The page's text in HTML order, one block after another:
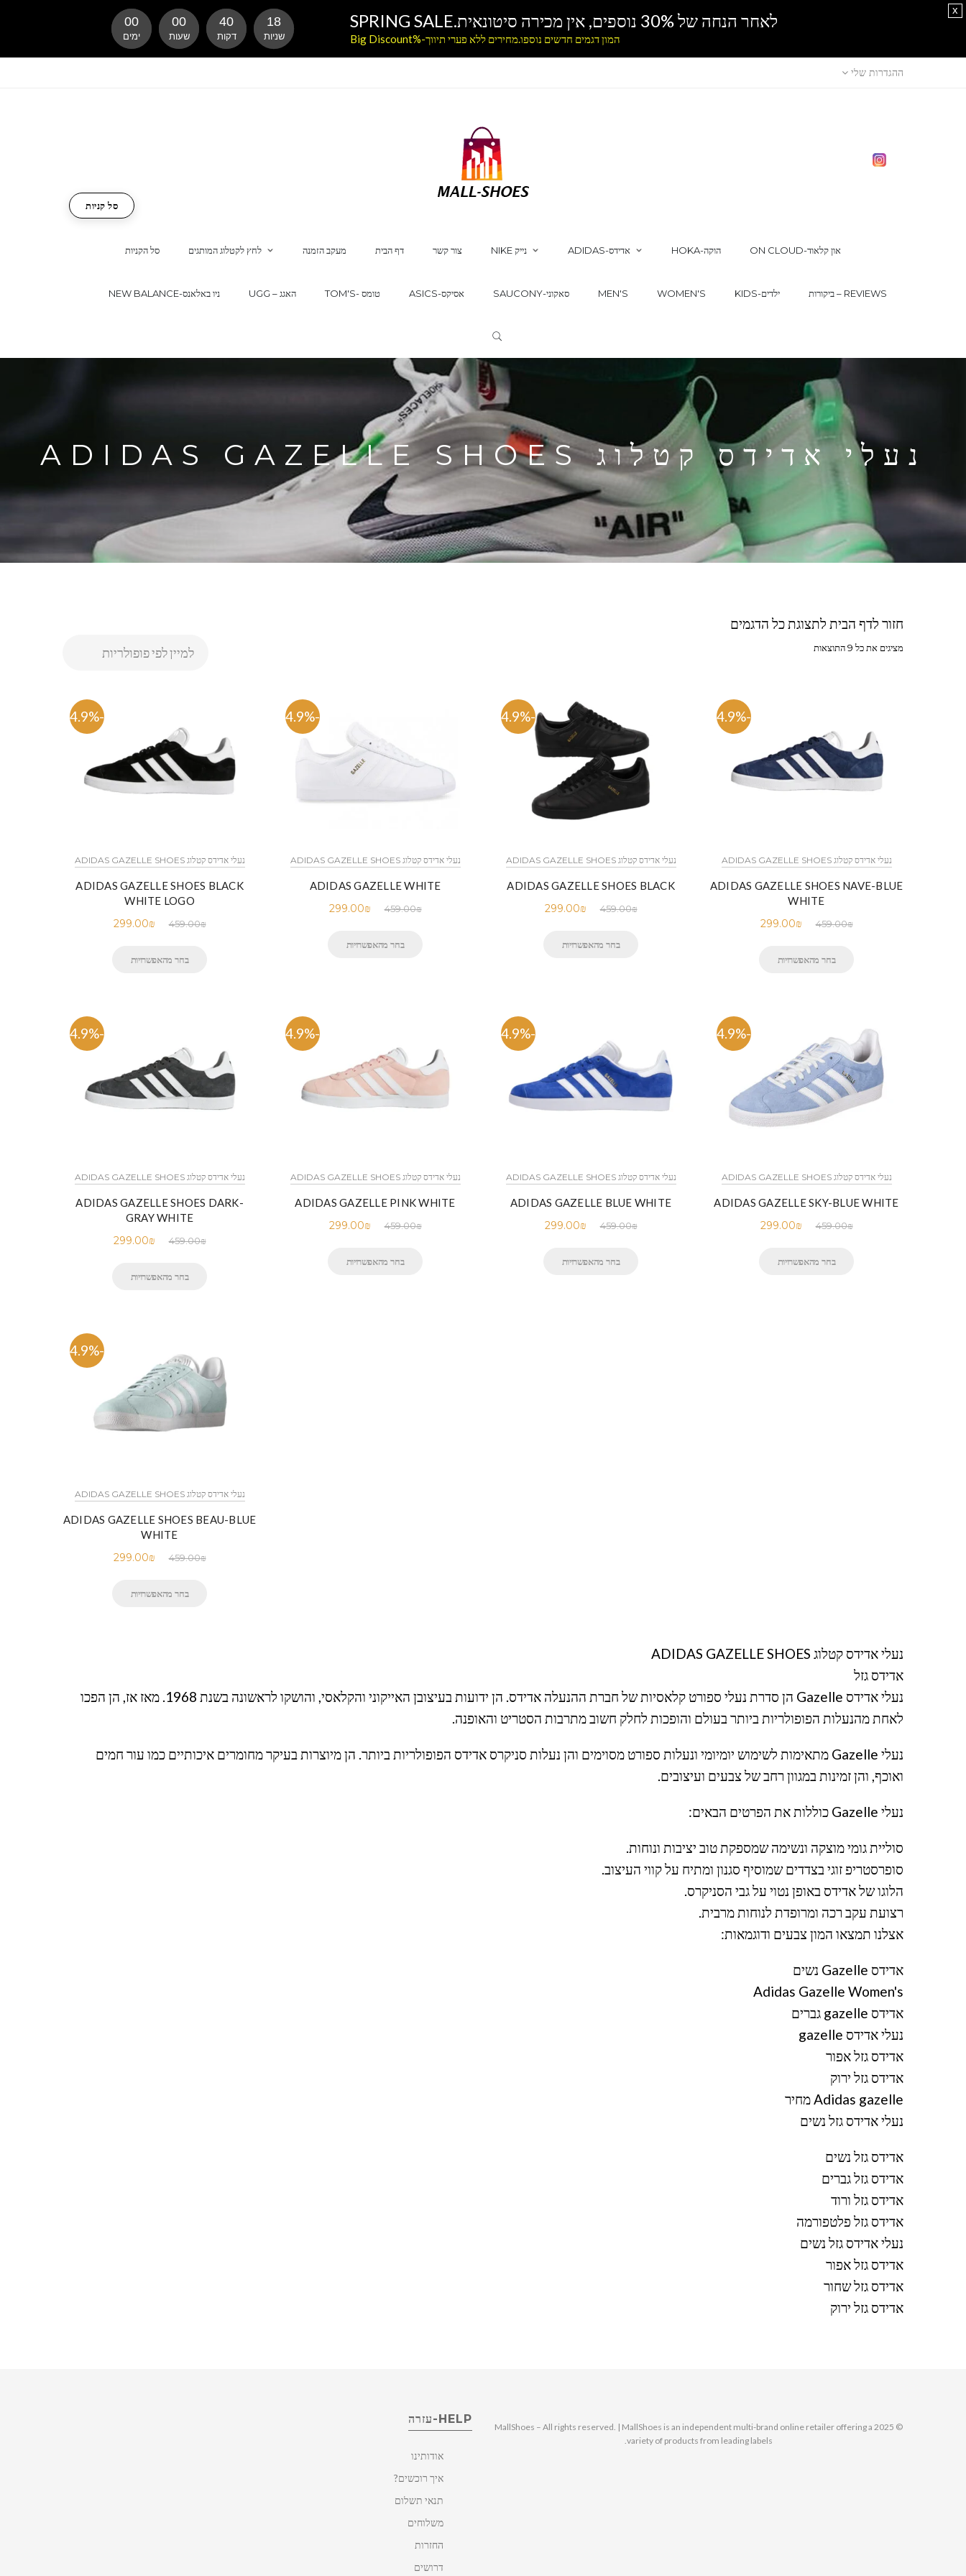
ההגדרות שלי
סל הקניות לחץ לקטלוג המותגים מעקב הזמנה דף הבית צור קשר NIKE נייק ADIDAS-אדידס HOKA-הוקה ON CLOUD-און קלאוד
NEW BALANCE-ניו באלאנס UGG – האגג TOM'S- טומס ASICS-אסיקס SAUCONY-סאקוני MEN'S WOMEN'S KIDS-ילדים ביקורות – REVIEWS
סל קניות
נעלי אדידס קטלוג ADIDAS GAZELLE SHOES
חזור לדף הבית לתצוגת כל הדגמים
מציגים את כל ⁦9⁩ התוצאות
-34.9%
נעלי אדידס קטלוג ADIDAS GAZELLE SHOES
ADIDAS GAZELLE SHOES BLACK
WHITE LOGO
459.00₪
299.00₪
בחר מהאפשרויות
-34.9%
נעלי אדידס קטלוג ADIDAS GAZELLE SHOES
ADIDAS GAZELLE WHITE
459.00₪
299.00₪
בחר מהאפשרויות
-34.9%
נעלי אדידס קטלוג ADIDAS GAZELLE SHOES
ADIDAS GAZELLE SHOES BLACK
459.00₪
299.00₪
בחר מהאפשרויות
-34.9%
נעלי אדידס קטלוג ADIDAS GAZELLE SHOES
ADIDAS GAZELLE SHOES NAVE-BLUE
WHITE
459.00₪
299.00₪
בחר מהאפשרויות
-34.9%
נעלי אדידס קטלוג ADIDAS GAZELLE SHOES
ADIDAS GAZELLE SHOES DARK-
GRAY WHITE
459.00₪
299.00₪
בחר מהאפשרויות
-34.9%
נעלי אדידס קטלוג ADIDAS GAZELLE SHOES
ADIDAS GAZELLE PINK WHITE
459.00₪
299.00₪
בחר מהאפשרויות
-34.9%
נעלי אדידס קטלוג ADIDAS GAZELLE SHOES
ADIDAS GAZELLE BLUE WHITE
459.00₪
299.00₪
בחר מהאפשרויות
-34.9%
נעלי אדידס קטלוג ADIDAS GAZELLE SHOES
ADIDAS GAZELLE SKY-BLUE WHITE
459.00₪
299.00₪
בחר מהאפשרויות
-34.9%
נעלי אדידס קטלוג ADIDAS GAZELLE SHOES
ADIDAS GAZELLE SHOES BEAU-BLUE
WHITE
459.00₪
299.00₪
בחר מהאפשרויות
נעלי אדידס קטלוג ADIDAS GAZELLE SHOES
אדידס גזל
נעלי אדידס Gazelle הן סדרת נעלי ספורט קלאסיות של חברת ההנעלה אדידס. הן ידועות בעיצובן האייקוני והקלאסי, והושקו לראשונה בשנת 1968. מאז אז, הן הפכו
לאחת מהנעלות הפופולריות ביותר בעולם והופכות לחלק חשוב מתרבות הסטריט והאופנה.
נעלי Gazelle מתאימות לשימוש יומיומי ונעלות ספורט מסוימים והן נעלות סניקרס אדידס הפופולריות ביותר. הן מיוצרות בעיקר מחומרים איכותיים כמו עור חמים
ואוכף, והן זמינות במגוון רחב של צבעים ועיצובים.
נעלי Gazelle כוללות את הפרטים הבאים:
סוליית גומי מוצקה ונשימה שמספקת טוב יציבות ונוחות.
סופרסטריפ זוגי בצדדים שמוסיף סגנון ומתיח על קווי העיצוב.
הלוגו של אדידס באופן נטוי על גבי הסניקרס.
רצועת עקב רכה ומרופדת לנוחות מרבית.
אצלנו תמצאו המון צבעים ודוגמאות:
אדידס Gazelle נשים
Adidas Gazelle Women's
אדידס gazelle גברים
נעלי אדידס gazelle
אדידס גזל אפור
אדידס גזל ירוק
Adidas gazelle מחיר
נעלי אדידס גזל נשים
אדידס גזל נשים
אדידס גזל גברים
אדידס גזל ורוד
אדידס גזל פלטפורמה
נעלי אדידס גזל נשים
אדידס גזל אפור
אדידס גזל שחור
אדידס גזל ירוק
HELP-עזרה
אודותינו
איך רוכשים?
תנאי תשלום
משלוחים
החזרות
דרושים
© 2025 MallShoes – All rights reserved. | MallShoes is an independent multi-brand online retailer offering a
variety of products from leading labels.
לאחר הנחה של 30% נוספים, אין מכירה סיטונאית.SPRING SALE
המון דגמים חדשים נוספו.מחירים ללא פערי תיווך-%Big Discount
00
ימים
00
שעות
40
דקות
18
שניות
x